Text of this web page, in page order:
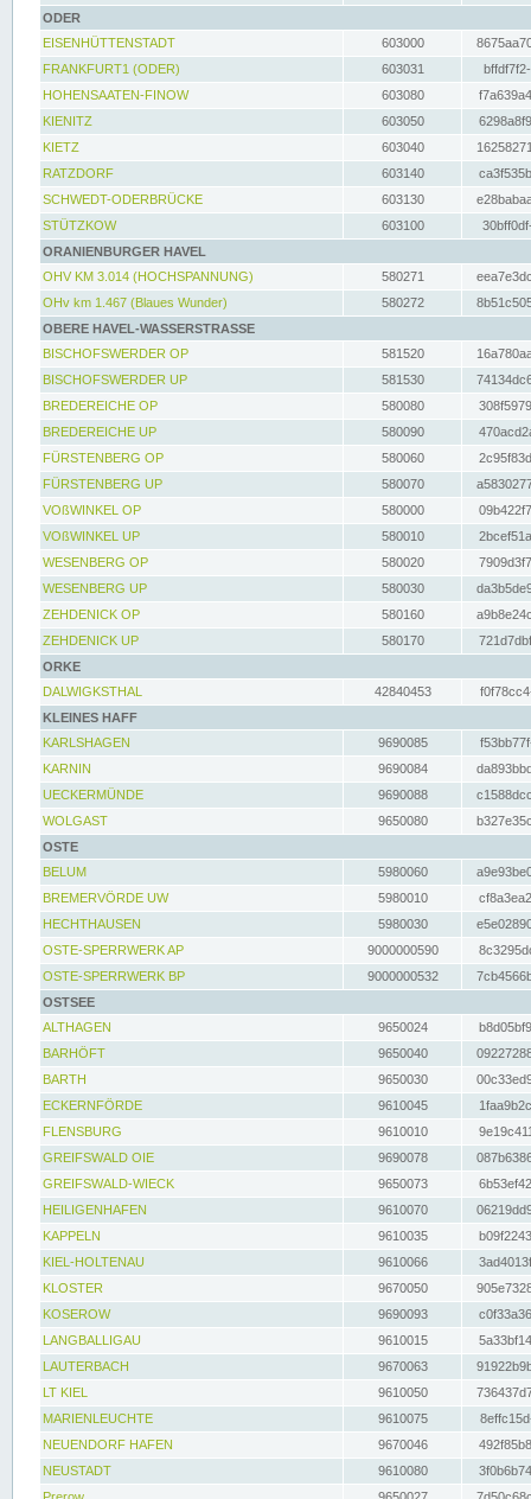
ODER
EISENHÜTTENSTADT
603000
FRANKFURT1 (ODER)
603031
HOHENSAATEN-FINOW
603080
KIENITZ
603050
KIETZ
603040
RATZDORF
603140
SCHWEDT-ODERBRÜCKE
603130
STÜTZKOW
603100
ORANIENBURGER HAVEL
OHV KM 3.014 (HOCHSPANNUNG)
580271
OHv km 1.467 (Blaues Wunder)
580272
OBERE HAVEL-WASSERSTRASSE
BISCHOFSWERDER OP
581520
BISCHOFSWERDER UP
581530
BREDEREICHE OP
580080
BREDEREICHE UP
580090
FÜRSTENBERG OP
580060
FÜRSTENBERG UP
580070
VOßWINKEL OP
580000
VOßWINKEL UP
580010
WESENBERG OP
580020
WESENBERG UP
580030
ZEHDENICK OP
580160
ZEHDENICK UP
580170
ORKE
DALWIGKSTHAL
42840453
KLEINES HAFF
KARLSHAGEN
9690085
KARNIN
9690084
UECKERMÜNDE
9690088
WOLGAST
9650080
OSTE
BELUM
5980060
BREMERVÖRDE UW
5980010
HECHTHAUSEN
5980030
OSTE-SPERRWERK AP
9000000590
OSTE-SPERRWERK BP
9000000532
OSTSEE
ALTHAGEN
9650024
BARHÖFT
9650040
BARTH
9650030
ECKERNFÖRDE
9610045
FLENSBURG
9610010
GREIFSWALD OIE
9690078
GREIFSWALD-WIECK
9650073
HEILIGENHAFEN
9610070
KAPPELN
9610035
KIEL-HOLTENAU
9610066
KLOSTER
9670050
KOSEROW
9690093
LANGBALLIGAU
9610015
LAUTERBACH
9670063
LT KIEL
9610050
MARIENLEUCHTE
9610075
NEUENDORF HAFEN
9670046
NEUSTADT
9610080